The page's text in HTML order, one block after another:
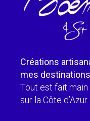
Créations
mes
Tout est fait main
sur la Côte d’Azur.